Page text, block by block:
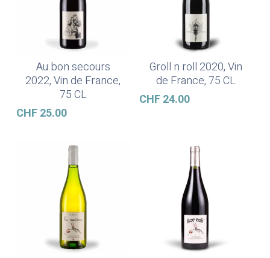
In Den Warenkorb
Au bon secours
2022, Vin de France,
75 CL
CHF25.00
In Den Warenkorb
Groll n roll 2020, Vin
de France, 75 CL
CHF24.00